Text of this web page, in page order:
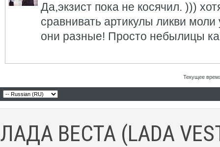
Да,экзист пока не косячил. )))
сравнивать артикулы ликви
они разные! Просто небылицы
Текущее
ЛАДА ВЕСТА (LADA